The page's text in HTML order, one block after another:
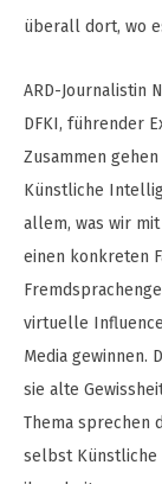
überall dort, wo
ARD-Journalistin
DFKI, führender
Zusammen
Künstliche
allem, was wir
einen konkreten
virtuelle
Media gewinnen.
sie alte
Thema sprechen
selbst